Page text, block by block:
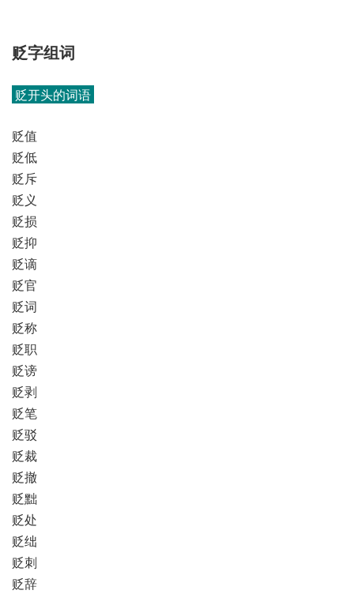
贬字组词
贬开头的词语
贬值
贬低
贬斥
贬义
贬损
贬抑
贬谪
贬官
贬词
贬称
贬职
贬谤
贬剥
贬笔
贬驳
贬裁
贬撤
贬黜
贬处
贬绌
贬刺
贬辞